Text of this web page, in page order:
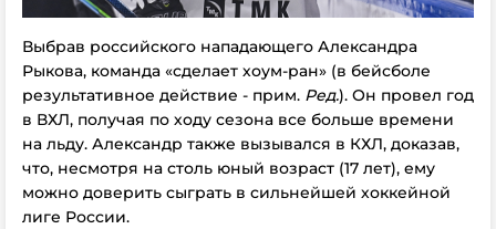
Выбрав российского нападающего Александра
Рыкова, команда «сделает хоум-ран» (в бейсболе
результативное действие - прим. Ред.). Он провел год
в ВХЛ, получая по ходу сезона все больше времени
на льду. Александр также вызывался в КХЛ, доказав,
что, несмотря на столь юный возраст (17 лет), ему
можно доверить сыграть в сильнейшей хоккейной
лиге России.